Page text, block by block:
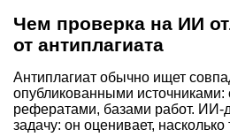
Чем проверка на ИИ
от антиплагиата
Антиплагиат обычно ищет
опубликованными источниками:
рефератами, базами работ. ИИ-
задачу: он оценивает, насколько